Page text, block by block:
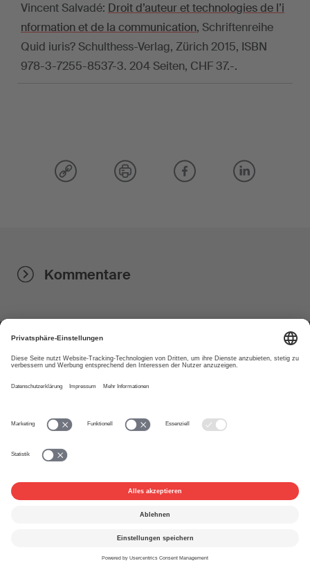
Vincent Salvadé: Droit d’auteur et technologies de l’i
nformation et de la communication, Schriftenreihe
Quid iuris? Schulthess-Verlag, Zürich 2015, ISBN
978-3-7255-8537-3. 204 Seiten, CHF 37.-.
Kommentare
www.suisa.ch
Über uns
Disclaimer
Privatsphäre-Einstellungen